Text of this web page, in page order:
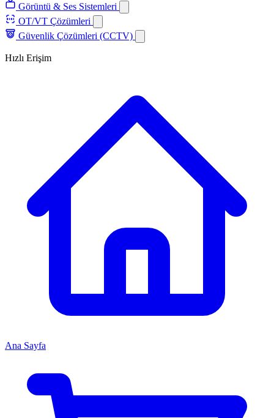
Görüntü & Ses Sistemleri
OT/VT Çözümleri
Güvenlik Çözümleri (CCTV)
Hızlı Erişim
Ana Sayfa